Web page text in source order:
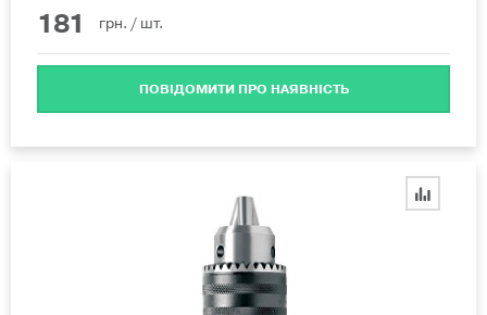
181 грн. / шт.
ПОВІДОМИТИ ПРО НАЯВНІСТЬ